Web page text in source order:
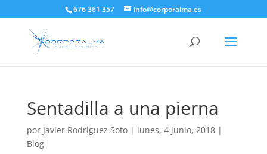
676 361 357 info@corporalma.es
Sentadilla a una pierna
por Javier Rodríguez Soto| lunes, 4 junio, 2018|
Blog